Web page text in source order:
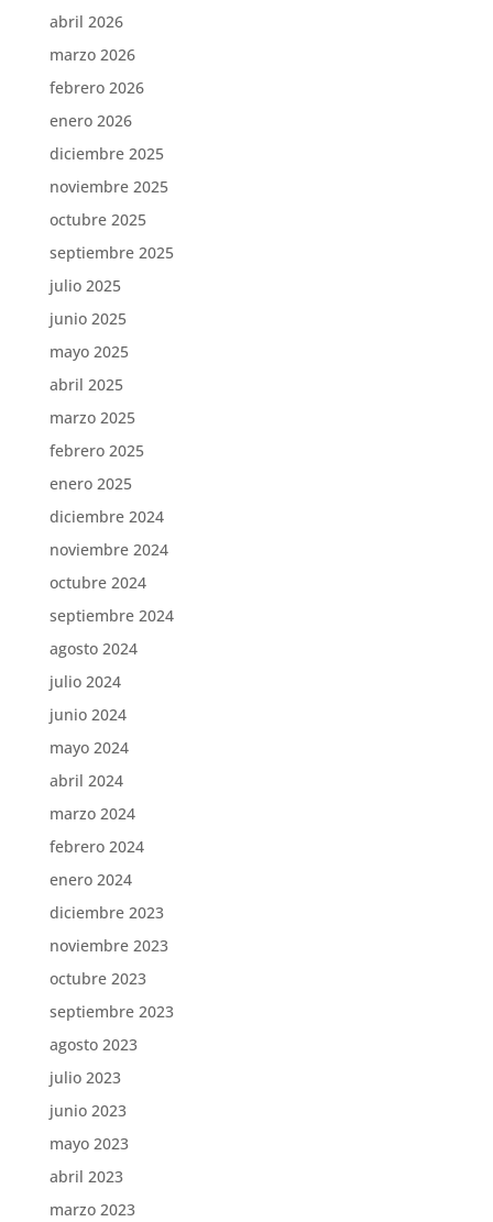
abril 2026
marzo 2026
febrero 2026
enero 2026
diciembre 2025
noviembre 2025
octubre 2025
septiembre 2025
julio 2025
junio 2025
mayo 2025
abril 2025
marzo 2025
febrero 2025
enero 2025
diciembre 2024
noviembre 2024
octubre 2024
septiembre 2024
agosto 2024
julio 2024
junio 2024
mayo 2024
abril 2024
marzo 2024
febrero 2024
enero 2024
diciembre 2023
noviembre 2023
octubre 2023
septiembre 2023
agosto 2023
julio 2023
junio 2023
mayo 2023
abril 2023
marzo 2023